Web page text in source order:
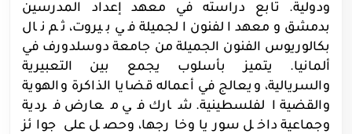
ودولية. تابع دراسته في معهد إعداد المدرسين
بدمشق ومعهد الفنون الجميلة في بيروت، ثم نال
بكالوريوس الفنون الجميلة من جامعة دوسلدورف في
ألمانيا. يتميز بأسلوب يجمع بين التعبيرية
والسريالية، ويعالج في أعماله قضايا الذاكرة والهوية
والقضية الفلسطينية. شارك في معارض فردية
وجماعية داخل سوريا وخارجها، وحصل على جوائز